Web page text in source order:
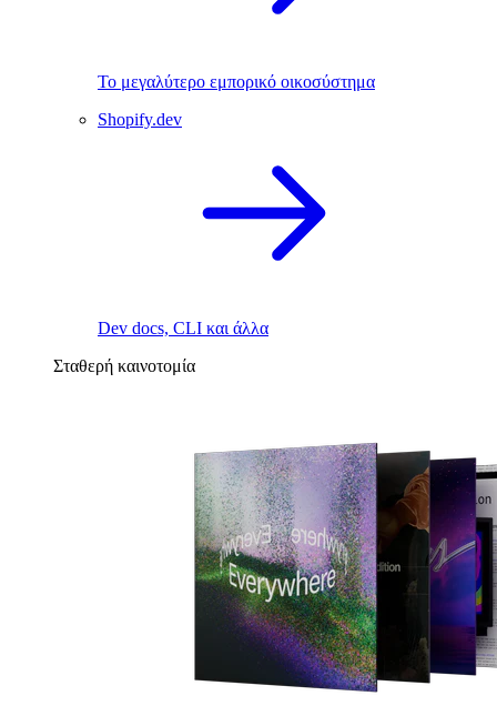
Το μεγαλύτερο εμπορικό οικοσύστημα
Shopify.dev
Dev docs, CLI και άλλα
Σταθερή καινοτομία